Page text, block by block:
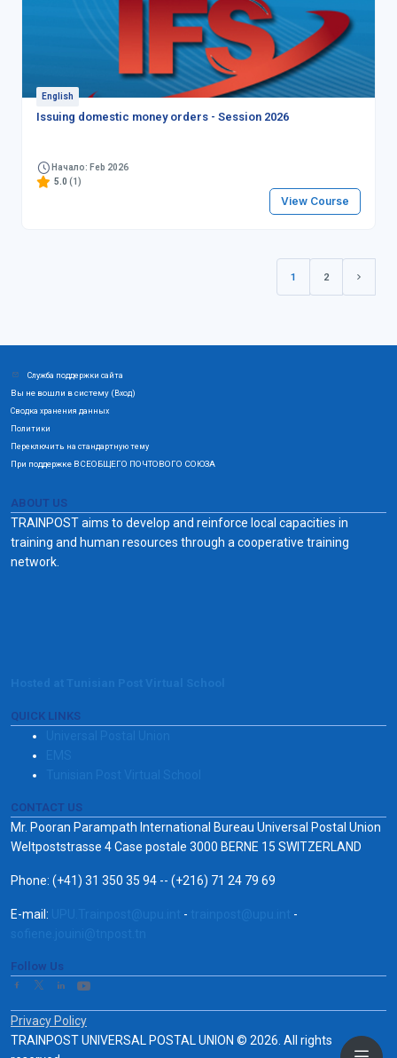
English
Issuing domestic money orders - Session 2026
Начало: Feb 2026
5.0 (1)
View Course
1 2
Служба поддержки сайта
Вы не вошли в систему (Вход)
Сводка хранения данных
Политики
Переключить на стандартную тему
При поддержке ВСЕОБЩЕГО ПОЧТОВОГО СОЮЗА
ABOUT US
TRAINPOST aims to develop and reinforce local capacities in
training and human resources through a cooperative training
network.
QUICK LINKS
CONTACT US
Mr. Pooran Parampath International Bureau Universal Postal Union
Weltpoststrasse 4 Case postale 3000 BERNE 15 SWITZERLAND
Phone: (+41) 31 350 35 94 -- (+216) 71 24 79 69
E-mail: -
-
Follow Us
Privacy Policy
TRAINPOST UNIVERSAL POSTAL UNION © 2026. All rights